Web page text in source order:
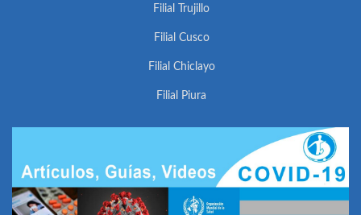
Filial Trujillo
Filial Cusco
Filial Chiclayo
Filial Piura